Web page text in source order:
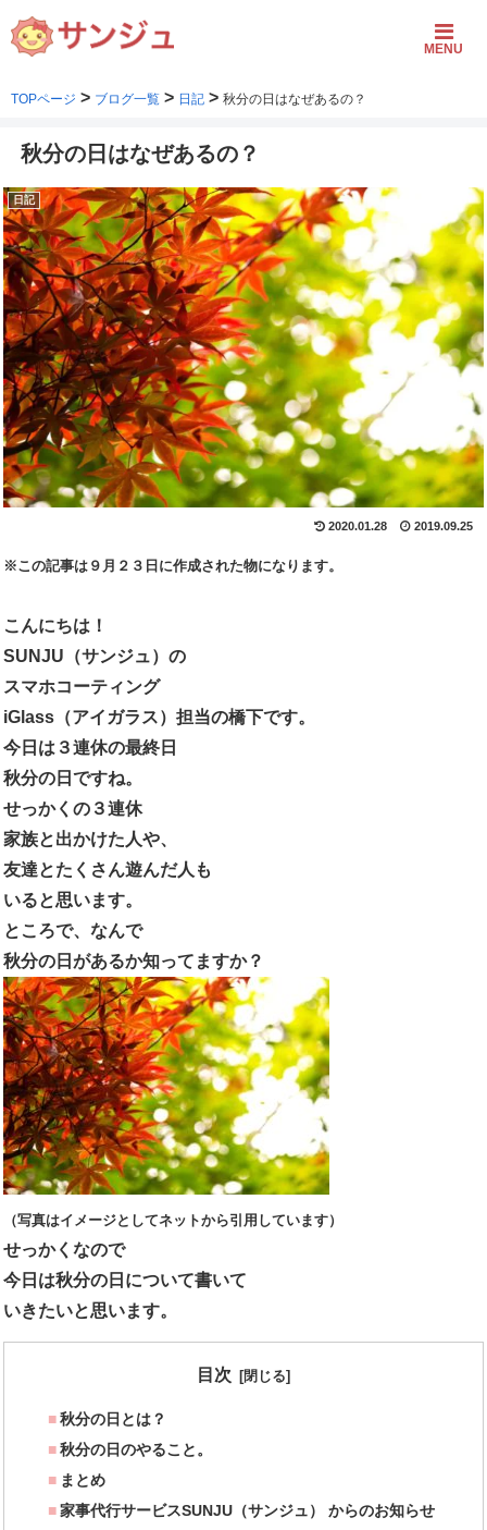
MENU
TOPページ > ブログ一覧 > 日記 > 秋分の日はなぜあるの？
秋分の日はなぜあるの？
日記
2020.01.28 2019.09.25
※この記事は９月２３日に作成された物になります。
こんにちは！
SUNJU （サンジュ）の
スマホコーティング
iGlass （アイガラス）担当の橋下です。
今日は３連休の最終日
秋分の日ですね。
せっかくの３連休
家族と出かけた人や、
友達とたくさん遊んだ人も
いると思います。
ところで、なんで
秋分の日があるか知ってますか？
（写真はイメージとしてネットから引用しています）
せっかくなので
今日は秋分の日について書いて
いきたいと思います。
目次
秋分の日とは？
秋分の日のやること。
まとめ
家事代行サービスSUNJU（サンジュ） からのお知らせ